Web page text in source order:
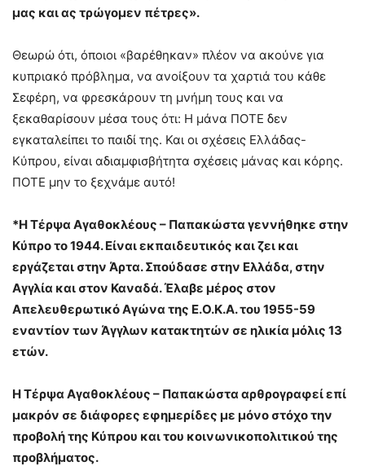
μας και ας τρώγομεν πέτρες».
Θεωρώ ότι, όποιοι «βαρέθηκαν» πλέον να ακούνε για
κυπριακό πρόβλημα, να ανοίξουν τα χαρτιά του κάθε
Σεφέρη, να φρεσκάρουν τη μνήμη τους και να
ξεκαθαρίσουν μέσα τους ότι: Η μάνα ΠΟΤΕ δεν
εγκαταλείπει το παιδί της. Και οι σχέσεις Ελλάδας-
Κύπρου, είναι αδιαμφισβήτητα σχέσεις μάνας και κόρης.
ΠΟΤΕ μην το ξεχνάμε αυτό!
*Η Τέρψα Αγαθοκλέους – Παπακώστα γεννήθηκε στην
Κύπρο το 1944. Είναι εκπαιδευτικός και ζει και
εργάζεται στην Άρτα. Σπούδασε στην Ελλάδα, στην
Αγγλία και στον Καναδά. Έλαβε μέρος στον
Απελευθερωτικό Αγώνα της Ε.Ο.Κ.Α. του 1955-59
εναντίον των Άγγλων κατακτητών σε ηλικία μόλις 13
ετών.
Η Τέρψα Αγαθοκλέους – Παπακώστα αρθρογραφεί επί
μακρόν σε διάφορες εφημερίδες με μόνο στόχο την
προβολή της Κύπρου και του κοινωνικοπολιτικού της
προβλήματος.